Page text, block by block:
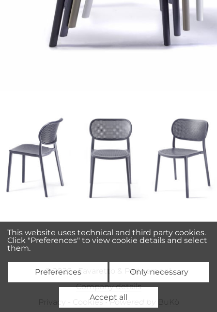
© 2026 • Favaretto & Partners s.r.l.
Company details
Cookies•Powered by
This website uses technical and third party cookies.
Click "Preferences" to view cookie details and select
them.
Preferences Only necessary
Accept all